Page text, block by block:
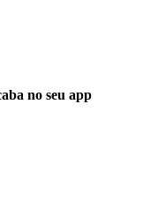
no seu app